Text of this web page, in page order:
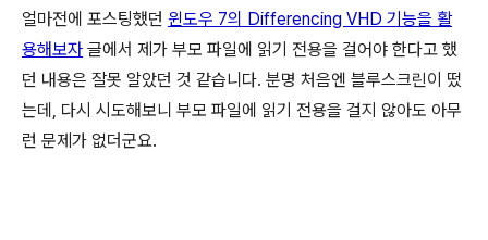
얼마전에 포스팅했던 윈도우 7의 Differencing VHD 기능을 활
용해보자 글에서 제가 부모 파일에 읽기 전용을 걸어야 한다고 했
던 내용은 잘못 알았던 것 같습니다. 분명 처음엔 블루스크린이 떴
는데, 다시 시도해보니 부모 파일에 읽기 전용을 걸지 않아도 아무
런 문제가 없더군요.